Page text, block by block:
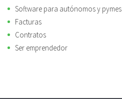
Software para autónomos y pymes
Facturas
Contratos
Ser emprendedor